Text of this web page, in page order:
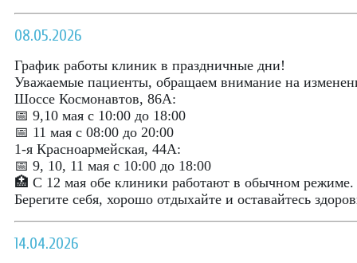
08.05.2026
График работы клиник в праздничные дни!
Уважаемые пациенты, обращаем внимание на
Шоссе Космонавтов, 86А:
📅 9,10 мая с 10:00 до 18:00
📅 11 мая с 08:00 до 20:00
1-я Красноармейская, 44А:
📅 9, 10, 11 мая с 10:00 до 18:00
🏥 С 12 мая обе клиники работают в обычном режиме.
Берегите себя, хорошо отдыхайте и оставайтесь
14.04.2026